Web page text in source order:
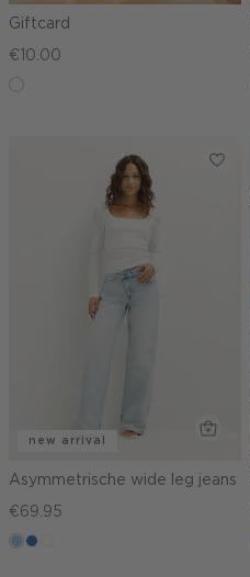
Giftcard
€10.00
new arrival
Asymmetrische wide leg jeans
€69.95
blauw,
blauw,